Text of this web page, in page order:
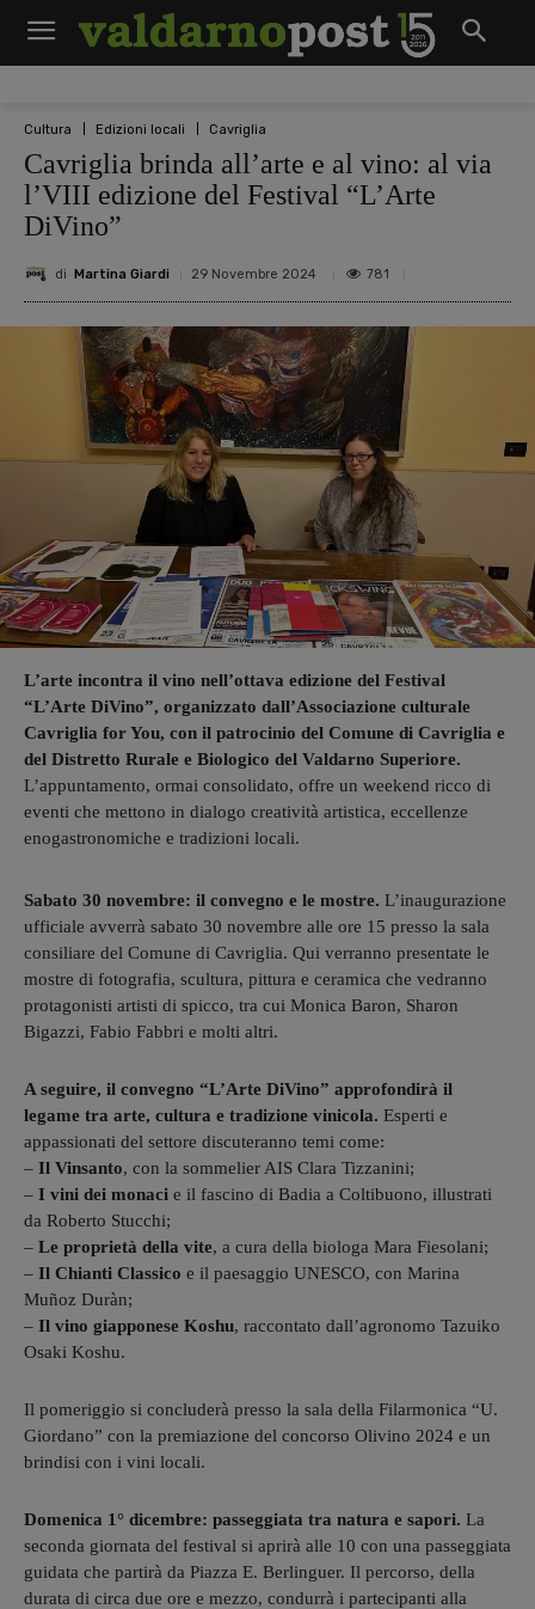
Cultura Edizioni locali Cavriglia
Cavriglia brinda all’arte e al vino: al via
l’VIII edizione del Festival “L’Arte
DiVino”
di Martina Giardi 29 Novembre 2024 781
L’arte incontra il vino nell’ottava edizione del Festival
“L’Arte DiVino”, organizzato dall’Associazione culturale
Cavriglia for You, con il patrocinio del Comune di Cavriglia e
del Distretto Rurale e Biologico del Valdarno Superiore.
L’appuntamento, ormai consolidato, offre un weekend ricco di
eventi che mettono in dialogo creatività artistica, eccellenze
enogastronomiche e tradizioni locali.
Sabato 30 novembre: il convegno e le mostre. L’inaugurazione
ufficiale avverrà sabato 30 novembre alle ore 15 presso la sala
consiliare del Comune di Cavriglia. Qui verranno presentate le
mostre di fotografia, scultura, pittura e ceramica che vedranno
protagonisti artisti di spicco, tra cui Monica Baron, Sharon
Bigazzi, Fabio Fabbri e molti altri.
A seguire, il convegno “L’Arte DiVino” approfondirà il
legame tra arte, cultura e tradizione vinicola. Esperti e
appassionati del settore discuteranno temi come:
– Il Vinsanto, con la sommelier AIS Clara Tizzanini;
– I vini dei monaci e il fascino di Badia a Coltibuono, illustrati
da Roberto Stucchi;
– Le proprietà della vite, a cura della biologa Mara Fiesolani;
– Il Chianti Classico e il paesaggio UNESCO, con Marina
Muñoz Duràn;
– Il vino giapponese Koshu, raccontato dall’agronomo Tazuiko
Osaki Koshu.
Il pomeriggio si concluderà presso la sala della Filarmonica “U.
Giordano” con la premiazione del concorso Olivino 2024 e un
brindisi con i vini locali.
Domenica 1° dicembre: passeggiata tra natura e sapori. La
seconda giornata del festival si aprirà alle 10 con una passeggiata
guidata che partirà da Piazza E. Berlinguer. Il percorso, della
durata di circa due ore e mezzo, condurrà i partecipanti alla